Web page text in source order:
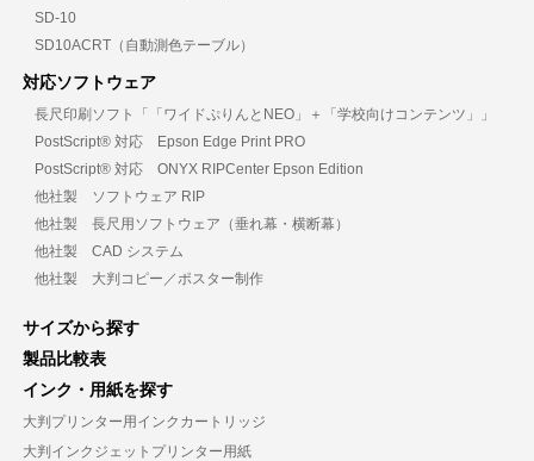
SD-10
SD10ACRT（自動測色テーブル）
対応ソフトウェア
長尺印刷ソフト「「ワイドぷりんとNEO」＋「学校向けコンテンツ」」
PostScript® 対応 Epson Edge Print PRO
PostScript® 対応 ONYX RIPCenter Epson Edition
他社製 ソフトウェア RIP
他社製 長尺用ソフトウェア（垂れ幕・横断幕）
他社製 CAD システム
他社製 大判コピー／ポスター制作
サイズから探す
製品比較表
インク・用紙を探す
大判プリンター用インクカートリッジ
大判インクジェットプリンター用紙